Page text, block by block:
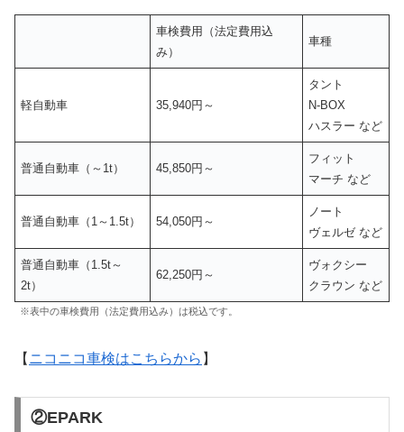
車検費用（法定費用込
み）
車種
軽自動車 35,940円～
タント
N-BOX
ハスラー など
普通自動車（～1t） 45,850円～
フィット
マーチ など
普通自動車（1～1.5t） 54,050円～
ノート
ヴェルゼ など
普通自動車（1.5t～
2t）
62,250円～
ヴォクシー
クラウン など
※表中の車検費用（法定費用込み）は税込です。
【 ニコニコ車検はこちらから 】
②EPARK